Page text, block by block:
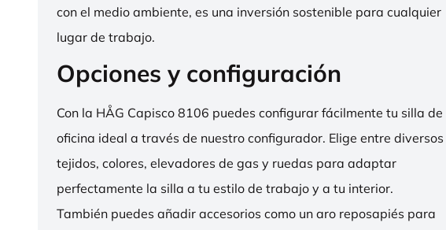
con el medio ambiente, es una inversión sostenible para cualquier
lugar de trabajo.
Opciones y configuración
Con la HÅG Capisco 8106 puedes configurar fácilmente tu silla de
oficina ideal a través de nuestro configurador. Elige entre diversos
tejidos, colores, elevadores de gas y ruedas para adaptar
perfectamente la silla a tu estilo de trabajo y a tu interior.
También puedes añadir accesorios como un aro reposapiés para